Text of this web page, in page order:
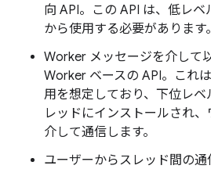
向 API。この API は、低レベ
から使用する必要があります。
Worker メッセージを介して
Worker ベースの API。これ
用を想定しており、下位レベ
レッドにインストールされ
介して通信します。
ユーザーからスレッド間の